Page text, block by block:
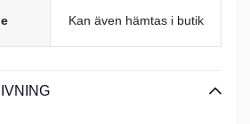
Kan även hämtas i butik